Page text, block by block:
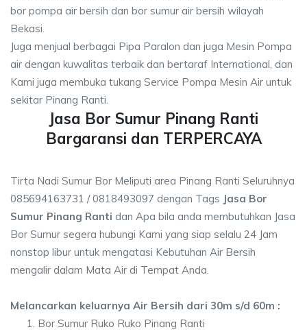
bor pompa air bersih dan bor sumur air bersih wilayah
Bekasi.
Juga menjual berbagai Pipa Paralon dan juga Mesin Pompa
air dengan kuwalitas terbaik dan bertaraf International, dan
Kami juga membuka tukang Service Pompa Mesin Air untuk
sekitar Pinang Ranti.
Jasa Bor Sumur Pinang Ranti
Bargaransi dan TERPERCAYA
Tirta Nadi Sumur Bor Meliputi area Pinang Ranti Seluruhnya
085694163731 / 0818493097 dengan Tags Jasa Bor
Sumur Pinang Ranti dan Apa bila anda membutuhkan Jasa
Bor Sumur segera hubungi Kami yang siap selalu 24 Jam
nonstop libur untuk mengatasi Kebutuhan Air Bersih
mengalir dalam Mata Air di Tempat Anda.
Melancarkan keluarnya Air Bersih dari 30m s/d 60m :
Bor Sumur Ruko Ruko Pinang Ranti